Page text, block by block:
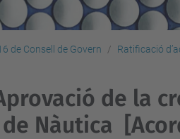
de Consell de Govern
Ratificació
de la
Nàutica